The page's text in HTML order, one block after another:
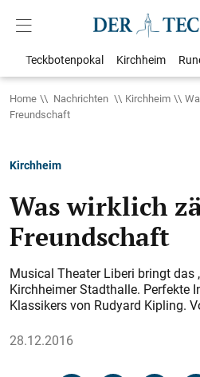
Teckbotenpokal Kirchheim
Home Nachrichten Kirchheim
Freundschaft
Kirchheim
Was wirklich
Freundschaft
Musical Theater Liberi bringt das
Kirchheimer Stadthalle. Perfekte
Klassikers von Rudyard Kipling.
28.12.2016